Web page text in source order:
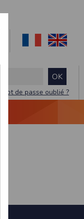
Mot de passe oublié ?